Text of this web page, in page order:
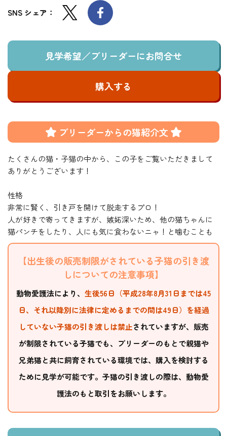
SNS シェア：
見学希望／ブリーダーにお問合せ
購入する
ブリーダーからの猫紹介文
たくさんの猫・子猫の中から、この子をご覧いただきまして
ありがとうございます！
性格
非常に賢く、引き戸を開けて脱走するプロ！
人が好きで寄ってきますが、嫉妬深いため、他の猫ちゃんに
猫パンチをしたり、人にも気に食わないニャ！と噛むことも
【出生後の販売制限がされている子猫の引き渡
しについての注意事項】
動物愛護法により、 生後56日（平成28年8月31日までは45
日、それ以降別に法律に定めるまでの間は49日）を経過
していない子猫の引き渡しは禁止されていますが、販売
が制限されている子猫でも、ブリーダーのもとで親猫や
兄弟猫と共に飼育されている環境では、購入を検討する
ために見学が可能です。子猫の引き渡しの際は、動物愛
護法のもと取引をお願いします。